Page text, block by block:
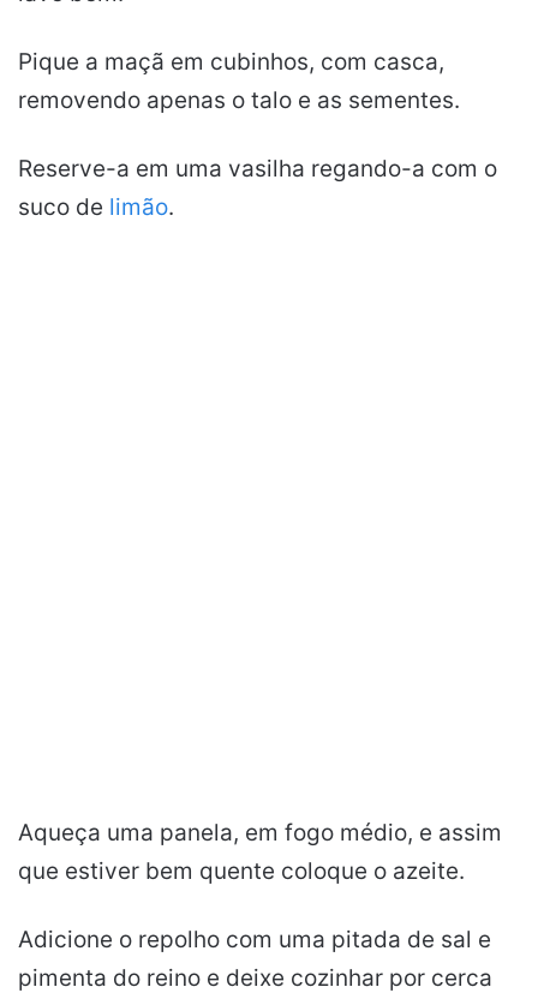
Pique a maçã em cubinhos, com casca,
removendo apenas o talo e as sementes.
Reserve-a em uma vasilha regando-a com o
suco de limão.
Aqueça uma panela, em fogo médio, e assim
que estiver bem quente coloque o azeite.
Adicione o repolho com uma pitada de sal e
pimenta do reino e deixe cozinhar por cerca